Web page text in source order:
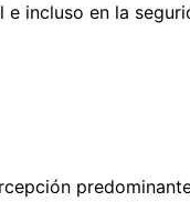
incluso en la